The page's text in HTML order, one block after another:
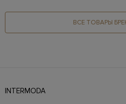
ВСЕ ТОВАРЫ
INTERMODA